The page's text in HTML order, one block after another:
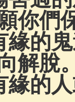
你們
緣的
解脫
緣的